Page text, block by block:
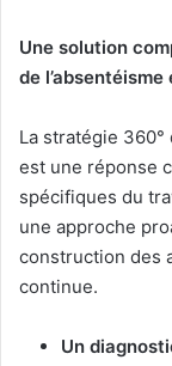
Une solution
de
La stratégie
est une réponse
spécifiques du
une approche
construction des
continue.
Un